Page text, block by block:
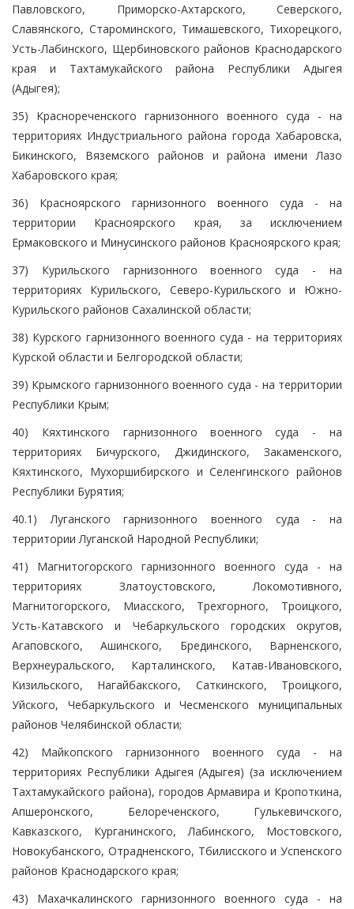
Павловского, Приморско-Ахтарского, Северского,
Славянского, Староминского, Тимашевского, Тихорецкого,
Усть-Лабинского, Щербиновского районов Краснодарского
края и Тахтамукайского района Республики Адыгея
(Адыгея);
35) Краснореченского гарнизонного военного суда - на
территориях Индустриального района города Хабаровска,
Бикинского, Вяземского районов и района имени Лазо
Хабаровского края;
36) Красноярского гарнизонного военного суда - на
территории Красноярского края, за исключением
Ермаковского и Минусинского районов Красноярского края;
37) Курильского гарнизонного военного суда - на
территориях Курильского, Северо-Курильского и Южно-
Курильского районов Сахалинской области;
38) Курского гарнизонного военного суда - на территориях
Курской области и Белгородской области;
39) Крымского гарнизонного военного суда - на территории
Республики Крым;
40) Кяхтинского гарнизонного военного суда - на
территориях Бичурского, Джидинского, Закаменского,
Кяхтинского, Мухоршибирского и Селенгинского районов
Республики Бурятия;
40.1) Луганского гарнизонного военного суда - на
территории Луганской Народной Республики;
41) Магнитогорского гарнизонного военного суда - на
территориях Златоустовского, Локомотивного,
Магнитогорского, Миасского, Трехгорного, Троицкого,
Усть-Катавского и Чебаркульского городских округов,
Агаповского, Ашинского, Брединского, Варненского,
Верхнеуральского, Карталинского, Катав-Ивановского,
Кизильского, Нагайбакского, Саткинского, Троицкого,
Уйского, Чебаркульского и Чесменского муниципальных
районов Челябинской области;
42) Майкопского гарнизонного военного суда - на
территориях Республики Адыгея (Адыгея) (за исключением
Тахтамукайского района), городов Армавира и Кропоткина,
Апшеронского, Белореченского, Гулькевичского,
Кавказского, Курганинского, Лабинского, Мостовского,
Новокубанского, Отрадненского, Тбилисского и Успенского
районов Краснодарского края;
43) Махачкалинского гарнизонного военного суда - на